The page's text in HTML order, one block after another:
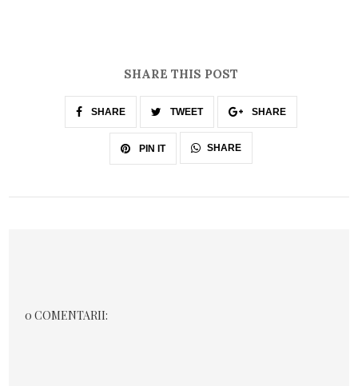
SHARE THIS POST
SHARE TWEET SHARE
PIN IT SHARE
0 COMENTARII: